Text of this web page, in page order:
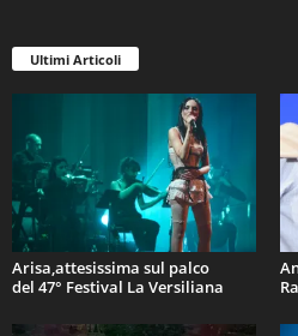
Ultimi Articoli
Arisa,attesissima sul palco
del 47° Festival La Versiliana